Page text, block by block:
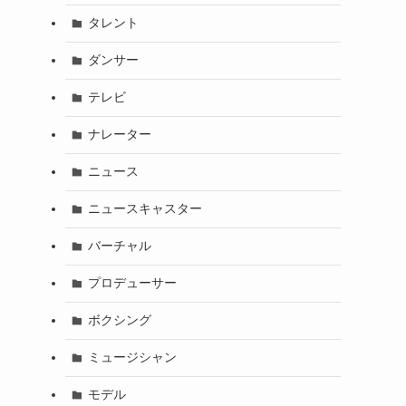
タレント
ダンサー
テレビ
ナレーター
ニュース
ニュースキャスター
バーチャル
プロデューサー
ボクシング
ミュージシャン
モデル